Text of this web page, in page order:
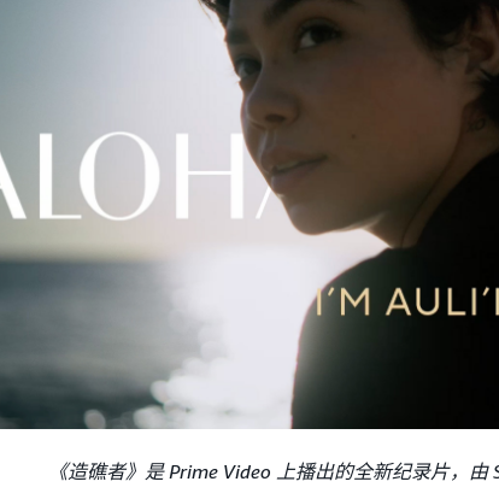
《造礁者》是 Prime Video 上播出的全新纪录片，由